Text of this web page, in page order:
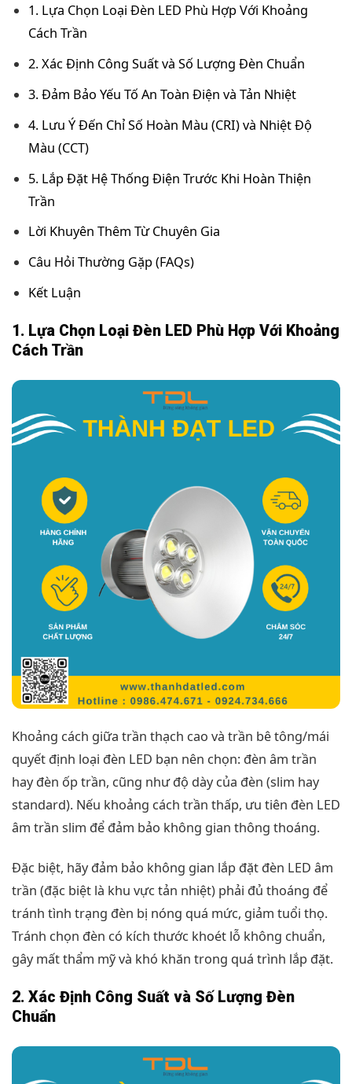
1. Lựa Chọn Loại Đèn LED Phù Hợp Với Khoảng
Cách Trần
2. Xác Định Công Suất và Số Lượng Đèn Chuẩn
3. Đảm Bảo Yếu Tố An Toàn Điện và Tản Nhiệt
4. Lưu Ý Đến Chỉ Số Hoàn Màu (CRI) và Nhiệt Độ
Màu (CCT)
5. Lắp Đặt Hệ Thống Điện Trước Khi Hoàn Thiện
Trần
Lời Khuyên Thêm Từ Chuyên Gia
Câu Hỏi Thường Gặp (FAQs)
Kết Luận
1. Lựa Chọn Loại Đèn LED Phù Hợp Với Khoảng
Cách Trần
Khoảng cách giữa trần thạch cao và trần bê tông/mái
quyết định loại đèn LED bạn nên chọn: đèn âm trần
hay đèn ốp trần, cũng như độ dày của đèn (slim hay
standard). Nếu khoảng cách trần thấp, ưu tiên đèn LED
âm trần slim để đảm bảo không gian thông thoáng.
Đặc biệt, hãy đảm bảo không gian lắp đặt đèn LED âm
trần (đặc biệt là khu vực tản nhiệt) phải đủ thoáng để
tránh tình trạng đèn bị nóng quá mức, giảm tuổi thọ.
Tránh chọn đèn có kích thước khoét lỗ không chuẩn,
gây mất thẩm mỹ và khó khăn trong quá trình lắp đặt.
2. Xác Định Công Suất và Số Lượng Đèn
Chuẩn